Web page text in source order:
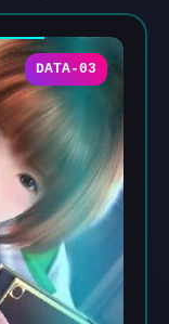
DATA-03